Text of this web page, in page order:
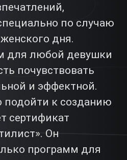
по случаю
дня.
для любой девушки
почувствовать
и эффектной.
подойти к созданию
сертификат
Он
программ для